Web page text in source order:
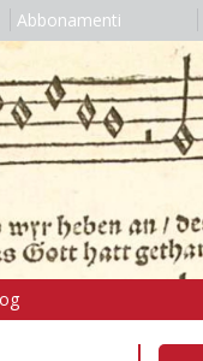
Abbonamenti